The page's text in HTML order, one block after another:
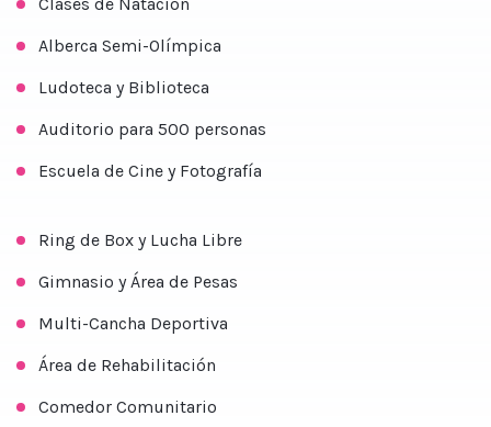
Alberca Semi-Olímpica
Ludoteca y Biblioteca
Auditorio para 500 personas
Escuela de Cine y Fotografía
Ring de Box y Lucha Libre
Gimnasio y Área de Pesas
Multi-Cancha Deportiva
Área de Rehabilitación
Comedor Comunitario